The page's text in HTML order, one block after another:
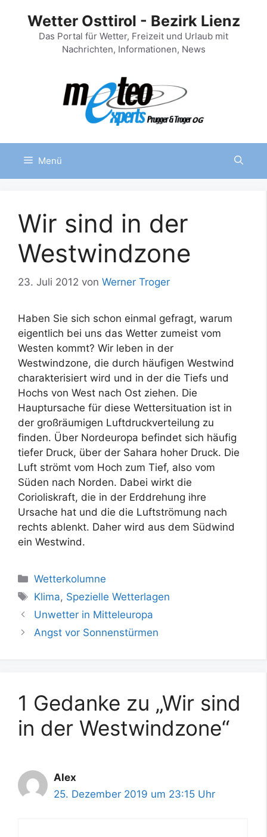
springen
Wetter Osttirol - Bezirk Lienz
Das Portal für Wetter, Freizeit und Urlaub mit
Nachrichten, Informationen, News
Menü
Wir sind in der
Westwindzone
23. Juli 2012 von Werner Troger
Haben Sie sich schon einmal gefragt, warum
eigentlich bei uns das Wetter zumeist vom
Westen kommt? Wir leben in der
Westwindzone, die durch häufigen Westwind
charakterisiert wird und in der die Tiefs und
Hochs von West nach Ost ziehen. Die
Hauptursache für diese Wettersituation ist in
der großräumigen Luftdruckverteilung zu
finden. Über Nordeuropa befindet sich häufig
tiefer Druck, über der Sahara hoher Druck. Die
Luft strömt vom Hoch zum Tief, also vom
Süden nach Norden. Dabei wirkt die
Corioliskraft, die in der Erddrehung ihre
Ursache hat und die die Luftströmung nach
rechts ablenkt. Daher wird aus dem Südwind
ein Westwind.
Kategorien
Wetterkolumne
Schlagwörter
Klima, Spezielle Wetterlagen
Unwetter in Mitteleuropa
Angst vor Sonnenstürmen
1 Gedanke zu „Wir sind
in der Westwindzone“
Alex
25. Dezember 2019 um 23:15 Uhr